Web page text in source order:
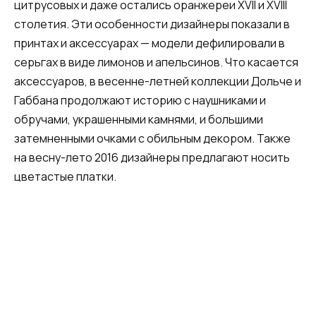
цитрусовых и даже остались оранжереи XVII и XVIII
столетия. Эти особенности дизайнеры показали в
принтах и аксессуарах — модели дефилировали в
серьгах в виде лимонов и апельсинов. Что касается
аксессуаров, в весенне-летней коллекции Дольче и
Габбана продолжают историю с наушниками и
обручами, украшенными камнями, и большими
затемненными очками с обильным декором. Также
на весну-лето 2016 дизайнеры предлагают носить
цветастые платки.